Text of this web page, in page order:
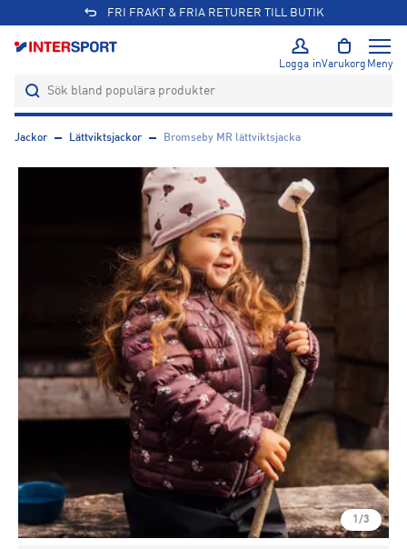
FRI FRAKT & FRIA RETURER TILL BUTIK
Logga inVarukorg Meny
Jackor Lättviktsjackor Bromseby MR lättviktsjacka
1/3